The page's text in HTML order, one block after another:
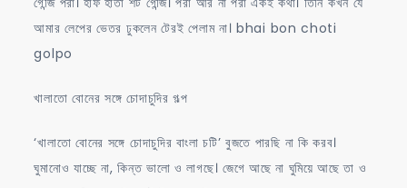
আমার লেপের ভেতর ঢুকলেন টেরই পেলাম না। bhai bon choti
golpo
খালাতো বোনের সঙ্গে চোদাচুদির গল্প
‘খালাতো বোনের সঙ্গে চোদাচুদির বাংলা চটি’ বুজতে পারছি না কি করব।
ঘুমানোও যাচ্ছে না, কিন্ত ভালো ও লাগছে। জেগে আছে না ঘুমিয়ে আছে তা ও